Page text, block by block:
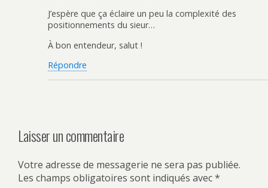
J’espère que ça éclaire un peu la complexité des
positionnements du sieur…
À bon entendeur, salut !
Répondre
Laisser un commentaire
Votre adresse de messagerie ne sera pas publiée.
Les champs obligatoires sont indiqués avec*